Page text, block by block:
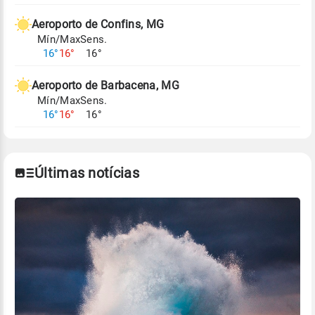
Aeroporto de Confins, MG
Mín/Max
16°16°
Sens.
16°
Aeroporto de Barbacena, MG
Mín/Max
16°16°
Sens.
16°
Últimas notícias